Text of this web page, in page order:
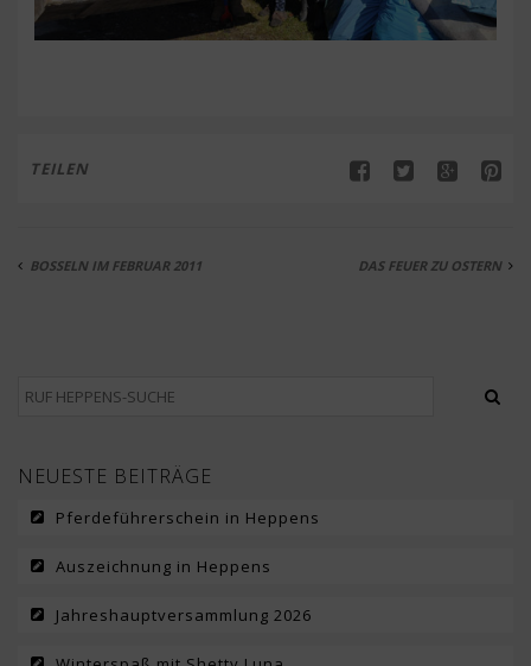
TEILEN
BOSSELN IM FEBRUAR 2011 DAS FEUER ZU OSTERN
NEUESTE BEITRÄGE
Pferdeführerschein in Heppens
Auszeichnung in Heppens
Jahreshauptversammlung 2026